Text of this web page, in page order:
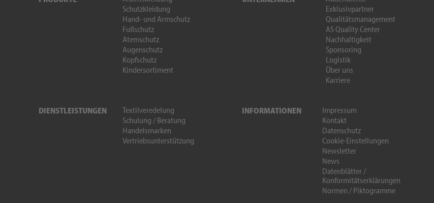
Schutzkleidung
Hand- und Armschutz
Fußschutz
Atemschutz
Augenschutz
Kopfschutz
Kindersortiment
Exklusivpartner
Qualitätsmanagement
AS Quality Center
Nachhaltigkeit
Sponsoring
Logistik
Über uns
Karriere
DIENSTLEISTUNGEN
Textilveredelung
Schulung / Beratung
Handelsmarken
Vertriebsunterstützung
INFORMATIONEN
Impressum
Kontakt
Datenschutz
Cookie-Einstellungen
Newsletter
News
Datenblätter /
Konformitätserklärungen
Normen / Piktogramme